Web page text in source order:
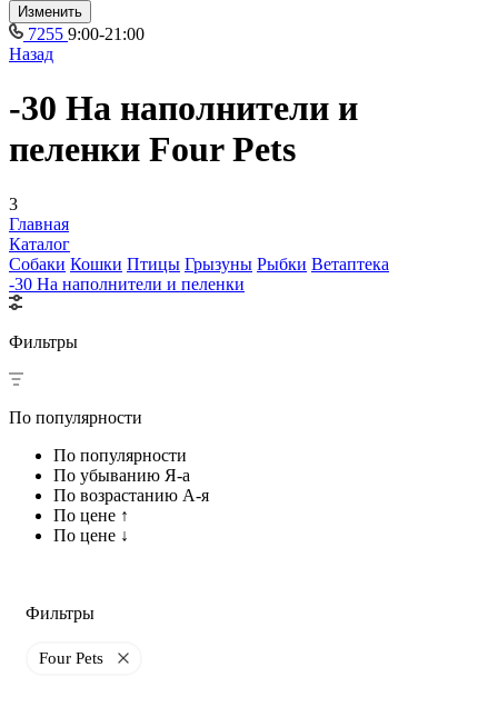
Изменить
7255 9:00-21:00
Назад
-30 На наполнители и
пеленки Four Pets
3
Главная
Каталог
Собаки Кошки Птицы Грызуны Рыбки Ветаптека
-30 На наполнители и пеленки
Фильтры
По популярности
По популярности
По убыванию Я-а
По возрастанию А-я
По цене ↑
По цене ↓
Фильтры
Four Pets